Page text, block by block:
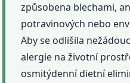
způsobena blechami,
potravinových nebo
Aby se odlišila
alergie na životní
osmitýdenní dietní